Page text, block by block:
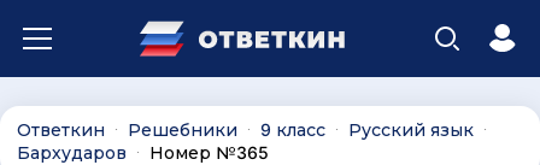
Ответкин ∙ Решебники ∙ 9 класс ∙ Русский язык ∙
Бархударов ∙ Номер №365